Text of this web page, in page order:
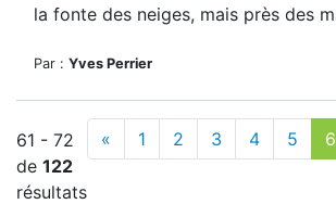
la fonte des neiges, mais près des
Par : Yves Perrier
61 - 72
de 122
résultats
« 1 2 3 4 5 6